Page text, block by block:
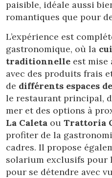
paisible, idéale aussi
romantiques que pour
L’expérience est
gastronomique, où la
traditionnelle est mise
avec des produits frais
de différents espaces
le restaurant principal,
mer et des options à
La Caleta ou Trattoria
profiter de la
cadres. Il propose
solarium exclusifs pour
pour se détendre avec
Modifier les cookies
Technique et Fonctionnel